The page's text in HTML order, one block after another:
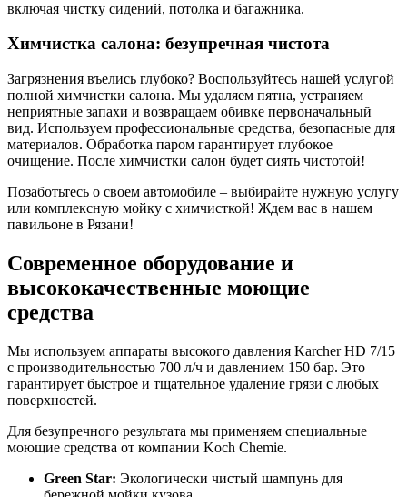
включая чистку сидений, потолка и багажника.
Химчистка салона: безупречная чистота
Загрязнения въелись глубоко? Воспользуйтесь нашей услугой
полной химчистки салона. Мы удаляем пятна, устраняем
неприятные запахи и возвращаем обивке первоначальный
вид. Используем профессиональные средства, безопасные для
материалов. Обработка паром гарантирует глубокое
очищение. После химчистки салон будет сиять чистотой!
Позаботьтесь о своем автомобиле – выбирайте нужную услугу
или комплексную мойку с химчисткой! Ждем вас в нашем
павильоне в Рязани!
Современное оборудование и
высококачественные моющие
средства
Мы используем аппараты высокого давления Karcher HD 7/15
с производительностью 700 л/ч и давлением 150 бар. Это
гарантирует быстрое и тщательное удаление грязи с любых
поверхностей.
Для безупречного результата мы применяем специальные
моющие средства от компании Koch Chemie.
Green Star: Экологически чистый шампунь для